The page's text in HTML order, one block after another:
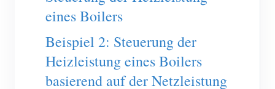
PV-Heizungssteuerungssystem
Hausautomation
Energieüberwachung für Fabriken
Dokumentation
Tutorial-Video
Mitwirkendenprogramm
Mitwirkenden-Center
Lösungen
Kontakt
eines Boilers
Beispiel 2: Steuerung der
Heizleistung eines Boilers
basierend auf der Netzleistung